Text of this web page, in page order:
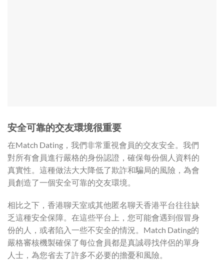
安全可靠的交友環境很重要
在Match Dating，我們非常重視會員的交友安全。我們
對所有會員進行嚴格的身份認證，確保每份個人資料的
真實性。這種做法大大降低了欺詐和騙局的風險，為會
員創造了一個安全可靠的交友環境。
相比之下，香港聊天室或其他匿名聊天香港平台往往缺
乏這種安全保障。在這些平台上，您可能會遇到假冒身
份的人，或者陷入一些不安全的情況。Match Dating的
嚴格審核機製確保了每位會員都是真誠尋找伴侶的單身
人士，為您省去了許多不必要的擔憂和風險。